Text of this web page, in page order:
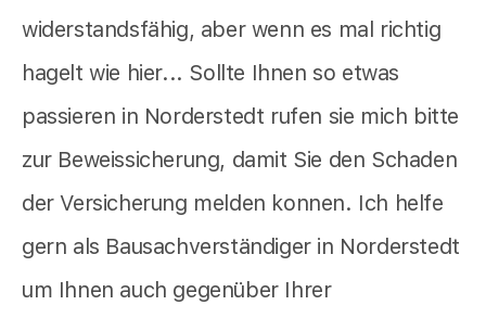
widerstandsfähig, aber wenn es mal richtig
hagelt wie hier... Sollte Ihnen so etwas
passieren in Norderstedt rufen sie mich bitte
zur Beweissicherung, damit Sie den Schaden
der Versicherung melden konnen. Ich helfe
gern als Bausachverständiger in Norderstedt
um Ihnen auch gegenüber Ihrer